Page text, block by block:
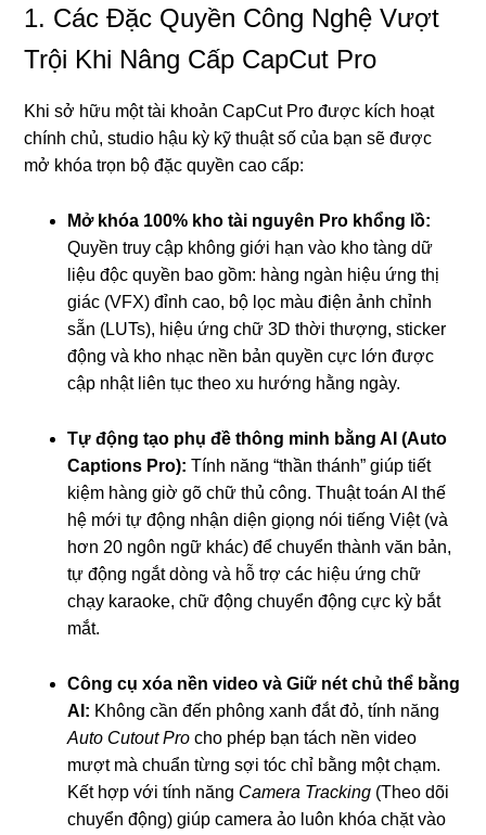
1. Các Đặc Quyền Công Nghệ Vượt
Trội Khi Nâng Cấp CapCut Pro
Khi sở hữu một tài khoản CapCut Pro được kích hoạt
chính chủ, studio hậu kỳ kỹ thuật số của bạn sẽ được
mở khóa trọn bộ đặc quyền cao cấp:
Mở khóa 100% kho tài nguyên Pro khổng lồ:
Quyền truy cập không giới hạn vào kho tàng dữ
liệu độc quyền bao gồm: hàng ngàn hiệu ứng thị
giác (VFX) đỉnh cao, bộ lọc màu điện ảnh chỉnh
sẵn (LUTs), hiệu ứng chữ 3D thời thượng, sticker
động và kho nhạc nền bản quyền cực lớn được
cập nhật liên tục theo xu hướng hằng ngày.
Tự động tạo phụ đề thông minh bằng AI (Auto
Captions Pro): Tính năng “thần thánh” giúp tiết
kiệm hàng giờ gõ chữ thủ công. Thuật toán AI thế
hệ mới tự động nhận diện giọng nói tiếng Việt (và
hơn 20 ngôn ngữ khác) để chuyển thành văn bản,
tự động ngắt dòng và hỗ trợ các hiệu ứng chữ
chạy karaoke, chữ động chuyển động cực kỳ bắt
mắt.
Công cụ xóa nền video và Giữ nét chủ thể bằng
AI: Không cần đến phông xanh đắt đỏ, tính năng
Auto Cutout Pro cho phép bạn tách nền video
mượt mà chuẩn từng sợi tóc chỉ bằng một chạm.
Kết hợp với tính năng Camera Tracking (Theo dõi
chuyển động) giúp camera ảo luôn khóa chặt vào